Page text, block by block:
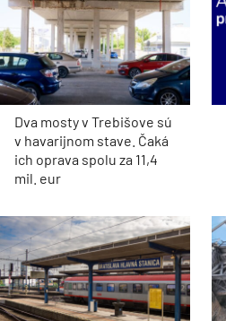
Dva mosty v Trebišove sú
v havarijnom stave. Čaká
ich oprava spolu za 11,4
mil. eur